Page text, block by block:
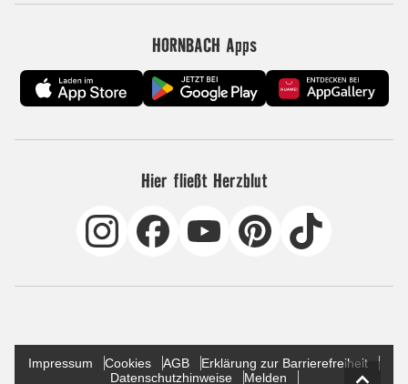
HORNBACH Apps
Hier fließt Herzblut
Impressum Cookies AGB
Erklärung zur Barrierefreiheit
Datenschutzhinweise
Melden